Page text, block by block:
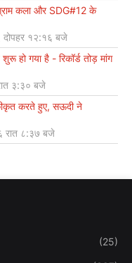
कला और SDG#12 के
१२:१६ बजे
गया है - रिकॉर्ड तोड़ मांग
३:३० बजे
करते हुए, सऊदी ने
रात ८:३७ बजे
(25)